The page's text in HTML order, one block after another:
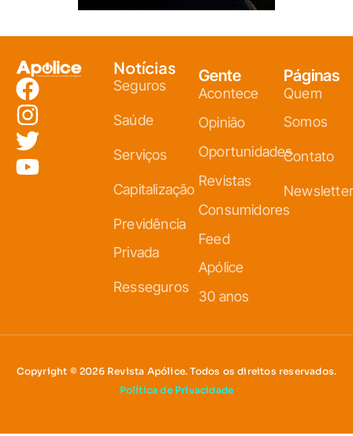
Notícias
Seguros
Saúde
Serviços
Capitalização
Previdência
Privada
Resseguros
Gente
Acontece
Opinião
Oportunidades
Revistas
Consumidores
Feed
Apólice
30 anos
Páginas
Quem
Somos
Contato
Newsletter
Copyright © 2026 Revista Apólice. Todos os direitos reservados.
Política de Privacidade